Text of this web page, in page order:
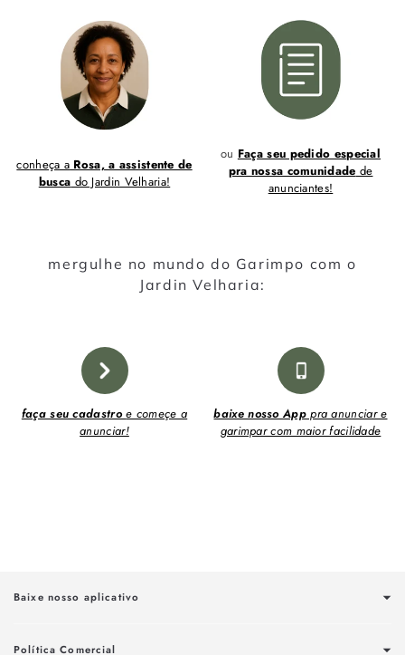
conheça a Rosa, a assistente de
busca do Jardin Velharia!
ou Faça seu pedido especial
pra nossa comunidade de
anunciantes!
mergulhe no mundo do Garimpo com o
Jardin Velharia:
faça seu cadastroe começe a
anunciar!
baixe nosso Apppra anunciar e
garimpar com maior facilidade
Baixe nosso aplicativo
Política Comercial